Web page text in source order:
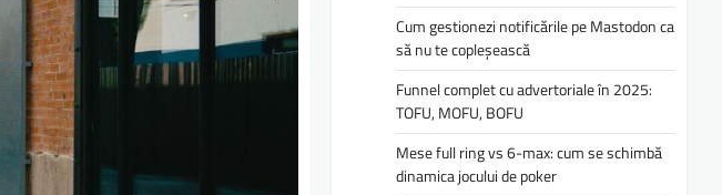
Cum gestionezi notificările pe Mastodon ca
să nu te copleșească
Funnel complet cu advertoriale în 2025:
TOFU, MOFU, BOFU
Mese full ring vs 6-max: cum se schimbă
dinamica jocului de poker